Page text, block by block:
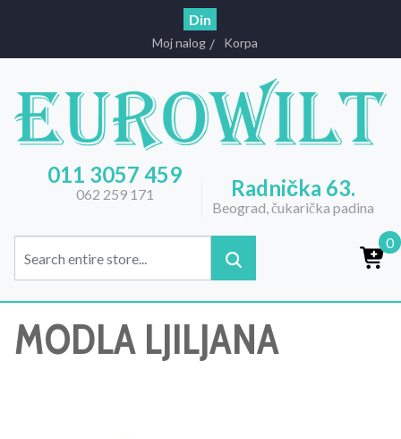
Din
Moj nalog Korpa
011 3057 459
062 259 171 Radnička 63.
Beograd, čukarička padina
0
MODLA LJILJANA